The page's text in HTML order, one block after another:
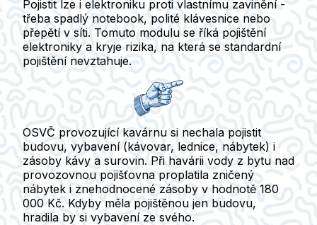
Pojistit lze i elektroniku proti vlastnímu zavinění -
třeba spadlý notebook, polité klávesnice nebo
přepětí v síti. Tomuto modulu se říká pojištění
elektroniky a kryje rizika, na která se standardní
pojištění nevztahuje.
OSVČ provozující kavárnu si nechala pojistit
budovu, vybavení (kávovar, lednice, nábytek) i
zásoby kávy a surovin. Při havárii vody z bytu nad
provozovnou pojišťovna proplatila zničený
nábytek i znehodnocené zásoby v hodnotě 180
000 Kč. Kdyby měla pojištěnou jen budovu,
hradila by si vybavení ze svého.